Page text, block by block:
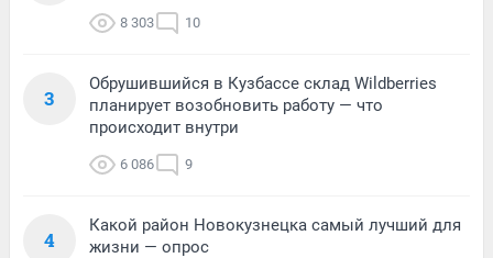
8 303 10
3
Обрушившийся в Кузбассе склад Wildberries
планирует возобновить работу — что
происходит внутри
6 086 9
4
Какой район Новокузнецка самый лучший для
жизни — опрос